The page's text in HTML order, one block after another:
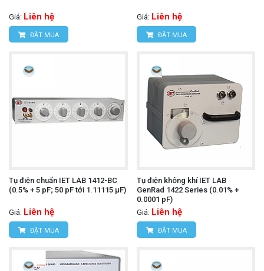
Giá: Liên hệ
ĐẶT MUA
Giá: Liên hệ
ĐẶT MUA
Tụ điện chuẩn IET LAB 1412-BC
(0.5% + 5 pF; 50 pF tới 1.11115 µF)
Giá: Liên hệ
ĐẶT MUA
Tụ điện không khí IET LAB
GenRad 1422 Series (0.01% +
0.0001 pF)
Giá: Liên hệ
ĐẶT MUA